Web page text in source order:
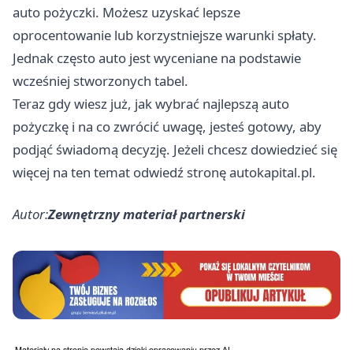
auto pożyczki. Możesz uzyskać lepsze
oprocentowanie lub korzystniejsze warunki spłaty.
Jednak często auto jest wyceniane na podstawie
wcześniej stworzonych tabel.
Teraz gdy wiesz już, jak wybrać najlepszą auto
pożyczkę i na co zwrócić uwagę, jesteś gotowy, aby
podjąć świadomą decyzję. Jeżeli chcesz dowiedzieć się
więcej na ten temat odwiedź stronę autokapital.pl.
Autor:Zewnętrzny materiał partnerski